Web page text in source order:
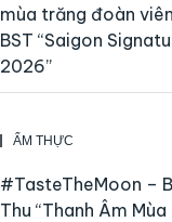
mùa trăng đoàn
BST “Saigon
2026”
ẨM THỰC
#TasteTheMoon –
Thu “Thanh Âm